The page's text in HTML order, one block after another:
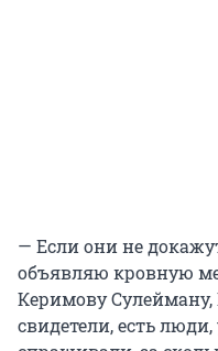
— Если они не
объявляю кровную
Керимову Сулейману,
свидетели, есть